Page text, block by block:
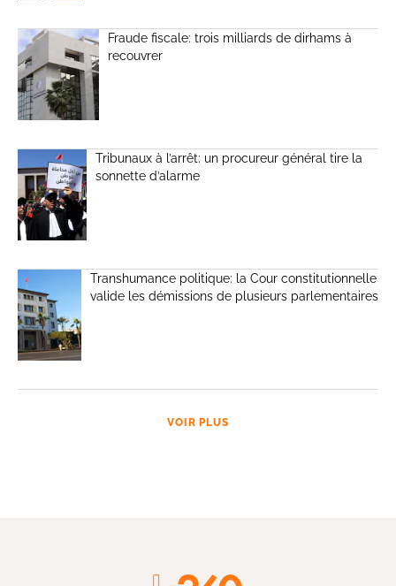
Fraude fiscale: trois milliards de dirhams à
recouvrer
Tribunaux à l’arrêt: un procureur général tire la
sonnette d’alarme
Transhumance politique: la Cour constitutionnelle
valide les démissions de plusieurs parlementaires
VOIR PLUS